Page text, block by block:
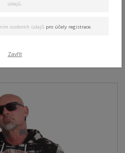
Allover Acid
údajů.
osobních údajů pro účely registrace.
Zavřít